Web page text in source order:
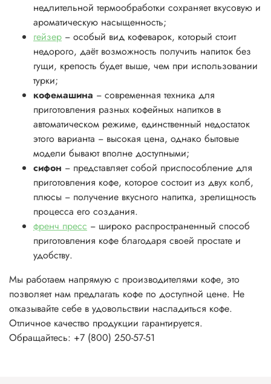
недлительной термообработки сохраняет вкусовую и
ароматическую насыщенность;
гейзер − особый вид кофеварок, который стоит
недорого, даёт возможность получить напиток без
гущи, крепость будет выше, чем при использовании
турки;
кофемашина − современная техника для
приготовления разных кофейных напитков в
автоматическом режиме, единственный недостаток
этого варианта − высокая цена, однако бытовые
модели бывают вполне доступными;
сифон − представляет собой приспособление для
приготовления кофе, которое состоит из двух колб,
плюсы − получение вкусного напитка, зрелищность
процесса его создания.
френч пресс − широко распространенный способ
приготовления кофе благодаря своей простате и
удобству.
Мы работаем напрямую с производителями кофе, это
позволяет нам предлагать кофе по доступной цене. Не
отказывайте себе в удовольствии насладиться кофе.
Отличное качество продукции гарантируется.
Обращайтесь: +7 (800) 250-57-51